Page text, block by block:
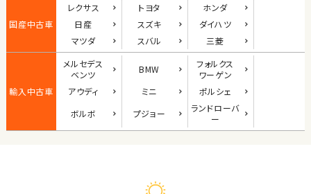
ダイハツ
コペン
2
ロードスター
国産中古車
レクサス トヨタ
ホンダ
日産
スズキ
ダイハツ
マツダ
スバル 三菱
輸入中古車
メルセデス
ベンツ
BMW
フォルクス
ワーゲン
アウディ
ミニ
ポルシェ
ボルボ
プジョー ランドローバ
ー